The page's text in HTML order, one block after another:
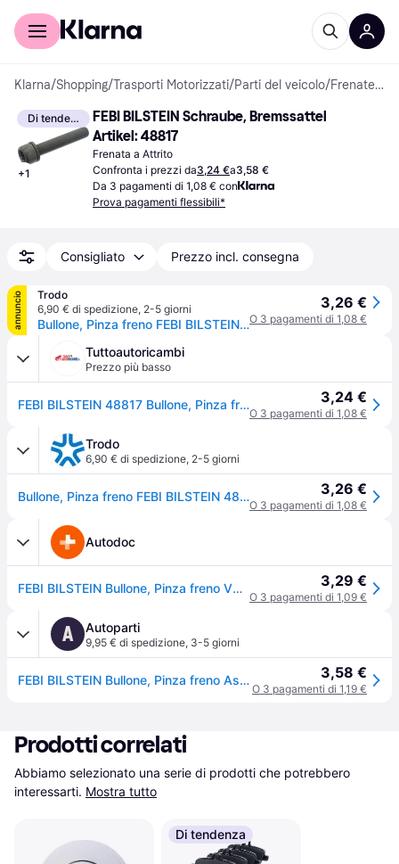
Per il tuo shopping
Klarna/Shopping/Trasporti Motorizzati/Parti del veicolo/ Frenate a Attrito
Di tendenza
+1
FEBI BILSTEIN Schraube, Bremssattel
Artikel: 48817
Frenata a Attrito
Confronta i prezzi da3,24 €a3,58 €
Da 3 pagamenti di 1,08 € con
Prova pagamenti flessibili*
Consigliato Prezzo incl. consegna
annuncio
Trodo
6,90 € di spedizione, 2-5 giorni
Bullone, Pinza freno FEBI BILSTEIN 48817
3,26 €
O 3 pagamenti di 1,08 €
Tuttoautoricambi
Prezzo più basso
FEBI BILSTEIN 48817 Bullone, Pinza freno Assale posteriore 3,24 €
O 3 pagamenti di 1,08 €
Trodo
6,90 € di spedizione, 2-5 giorni
Bullone, Pinza freno FEBI BILSTEIN 48817 3,26 €
O 3 pagamenti di 1,08 €
Autodoc
FEBI BILSTEIN Bullone, Pinza freno VW,AUDI,SKODA 48817 N91006802,N91168901 3,29 €
O 3 pagamenti di 1,09 €
A Autoparti
9,95 € di spedizione, 3-5 giorni
FEBI BILSTEIN Bullone, Pinza freno Assale posteriore 48817 VW,AUDI,SKODA,Golf V Schrägheck (1K1),GOLF VI (5K1) 3,58 €
O 3 pagamenti di 1,19 €
Prodotti correlati
Abbiamo selezionato una serie di prodotti che potrebbero
interessarti. Mostra tutto
Di tendenza